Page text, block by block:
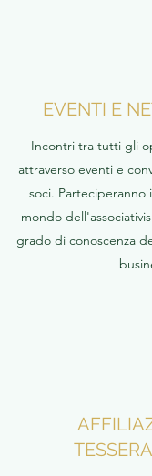
EVENTI E
Incontri tra tutti gli
attraverso eventi e
soci.
mondo
grado di conoscenza